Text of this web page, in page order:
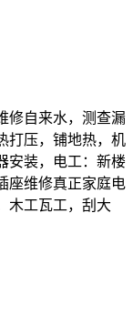
修自来水，测查漏
打压，铺地热，机
安装，电工：新楼
座维修真正家庭电
木工瓦工，刮大